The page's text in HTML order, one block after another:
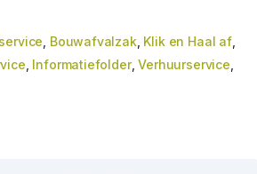
Bouwafvalzak, Klik en Haal af,
Informatiefolder,Verhuurservice